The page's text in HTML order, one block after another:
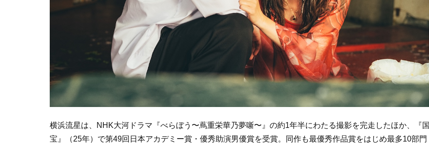
横浜流星は、NHK大河ドラマ『べらぼう〜蔦重栄華乃夢噺〜』の約1年半にわたる撮影を完走したほか、『国
宝』（25年）で第49回日本アカデミー賞・優秀助演男優賞を受賞。同作も最優秀作品賞をはじめ最多10部門